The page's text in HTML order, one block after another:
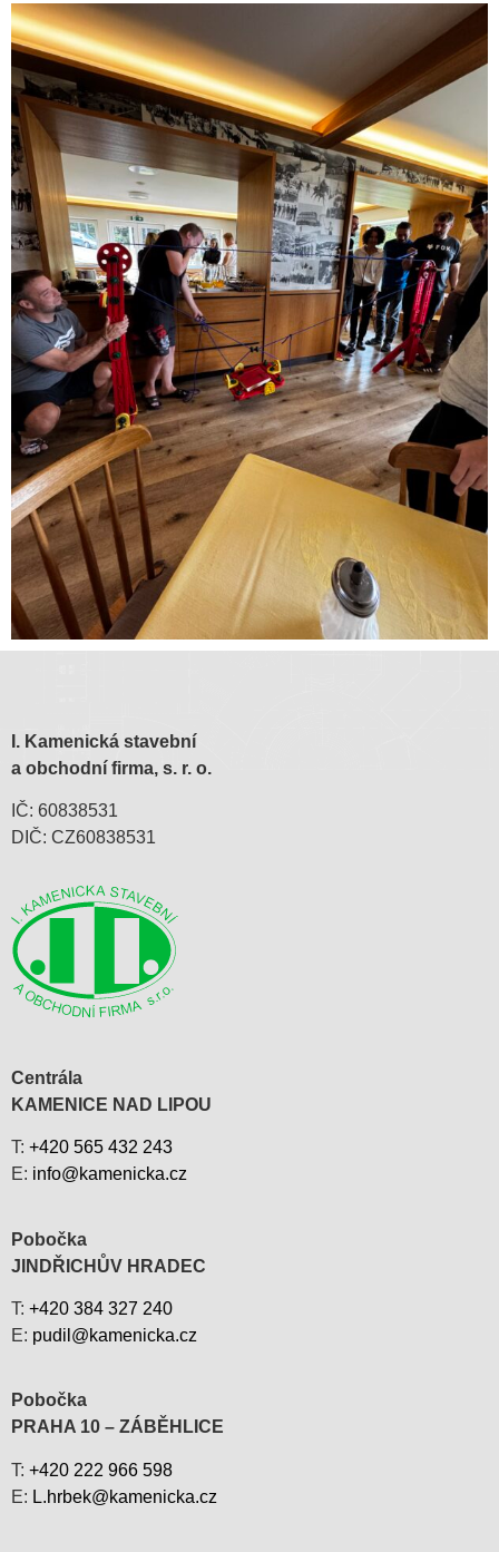
I. Kamenická stavební
a obchodní firma, s. r. o.
IČ: 60838531
DIČ: CZ60838531
Centrála
KAMENICE NAD LIPOU
T: +420 565 432 243
E: info@kamenicka.cz
Pobočka
JINDŘICHŮV HRADEC
T: +420 384 327 240
E: pudil@kamenicka.cz
Pobočka
PRAHA 10 – ZÁBĚHLICE
T: +420 222 966 598
E: L.hrbek@kamenicka.cz